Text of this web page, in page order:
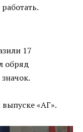
17
обряд
«АГ».